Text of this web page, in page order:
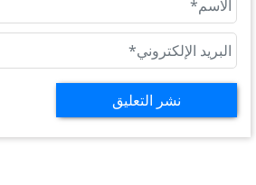
نشر التعليق